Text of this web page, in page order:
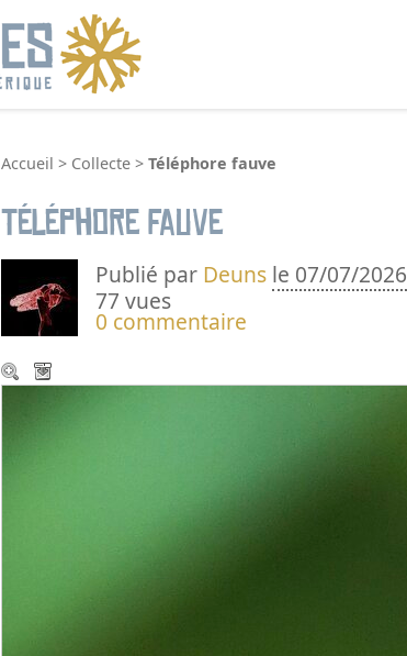
Accueil > Collecte > Téléphore fauve
Téléphore fauve
Publié par Deuns le 07/07/2026
77 vues
0 commentaire